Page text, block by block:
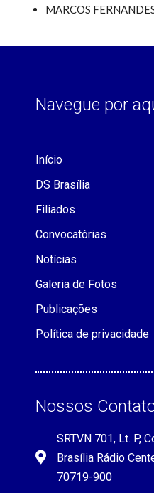
MARCOS
Navegue por
Início
DS Brasília
Filiados
Convocatórias
Notícias
Galeria de Fotos
Publicações
Política de privacidade
Nossos
SRTVN 701, Lt. P,
Brasília Rádio
70719-900